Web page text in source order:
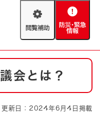
閲
助
防
緊
情
救急・消防
AED設置箇所
会とは？
更新日：2024年6月4日掲載